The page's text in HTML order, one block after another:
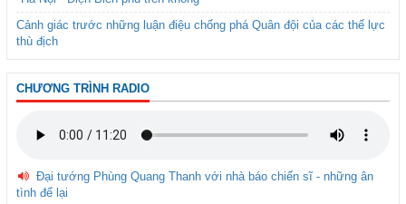
Cảnh giác trước những luận điệu chống phá Quân đội của các thế lực
thù địch
CHƯƠNG TRÌNH RADIO
Đại tướng Phùng Quang Thanh với nhà báo chiến sĩ - những ân
tình để lại